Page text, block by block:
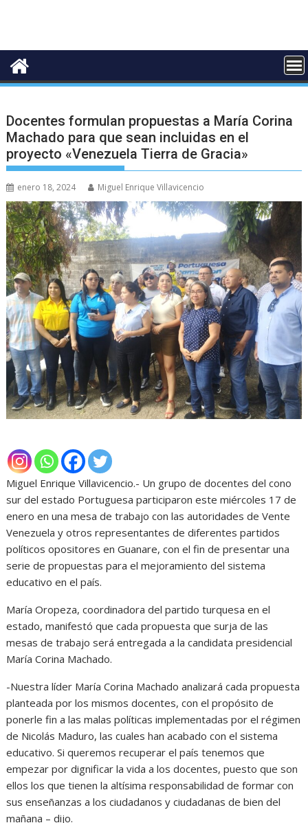
Docentes formulan propuestas a María Corina
Machado para que sean incluidas en el
proyecto «Venezuela Tierra de Gracia»
enero 18, 2024 Miguel Enrique Villavicencio
Miguel Enrique Villavicencio.- Un grupo de docentes del cono
sur del estado Portuguesa participaron este miércoles 17 de
enero en una mesa de trabajo con las autoridades de Vente
Venezuela y otros representantes de diferentes partidos
políticos opositores en Guanare, con el fin de presentar una
serie de propuestas para el mejoramiento del sistema
educativo en el país.
María Oropeza, coordinadora del partido turquesa en el
estado, manifestó que cada propuesta que surja de las
mesas de trabajo será entregada a la candidata presidencial
María Corina Machado.
-Nuestra líder María Corina Machado analizará cada propuesta
planteada por los mismos docentes, con el propósito de
ponerle fin a las malas políticas implementadas por el régimen
de Nicolás Maduro, las cuales han acabado con el sistema
educativo. Si queremos recuperar el país tenemos que
empezar por dignificar la vida a los docentes, puesto que son
ellos los que tienen la altísima responsabilidad de formar con
sus enseñanzas a los ciudadanos y ciudadanas de bien del
mañana – dijo.